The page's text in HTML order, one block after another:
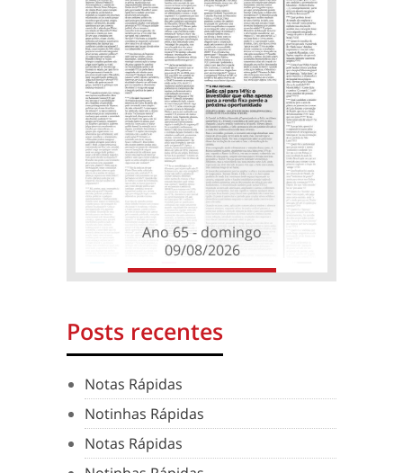
Ano 65 - domingo
09/08/2026
Posts recentes
Notas Rápidas
Notinhas Rápidas
Notas Rápidas